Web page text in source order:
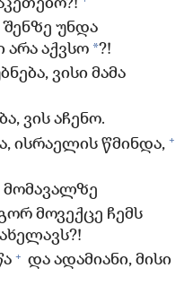
შენზე უნდა
არა აქვსო *?!
ვისი მამა
ვის აჩენო.
ისრაელის წმინდა, +
მომავალზე
მოვექცე ჩემს
+ და ადამიანი, მისი